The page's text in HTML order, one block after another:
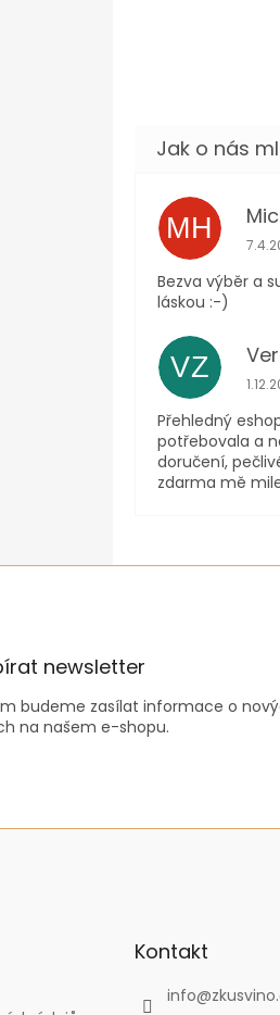
MH
Bezva výběr a
láskou :-)
VZ
Přehledný
potřebovala a
doručení,
zdarma mě
newsletter
budeme zasílat informace o
na našem e-shopu.
Kontakt
info@